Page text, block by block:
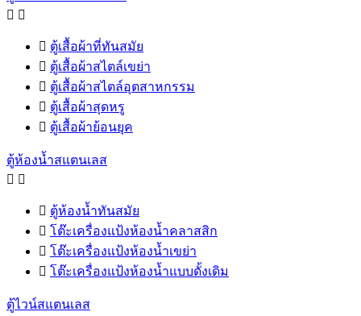
 
 ตู้เสื้อผ้าที่ทันสมัย
 ตู้เสื้อผ้าสไตล์เขย่า
 ตู้เสื้อผ้าสไตล์อุตสาหกรรม
 ตู้เสื้อผ้าสุดหรู
 ตู้เสื้อผ้าย้อนยุค
ตู้ห้องน้ำสแตนเลส
 
 ตู้ห้องน้ำทันสมัย
 โต๊ะเครื่องแป้งห้องน้ำคลาสสิก
 โต๊ะเครื่องแป้งห้องน้ำเขย่า
 โต๊ะเครื่องแป้งห้องน้ำแบบดั้งเดิม
ตู้ไวน์สแตนเลส